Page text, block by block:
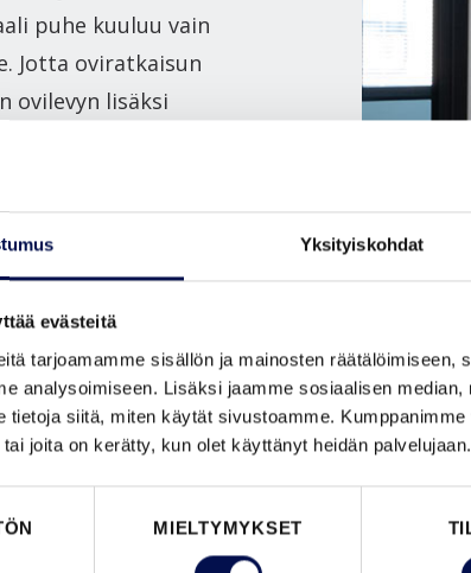
Yksityiskohdat
evästeitä
tarjoamamme sisällön ja mainosten räätälöimiseen,
analysoimiseen. Lisäksi jaamme sosiaalisen
tietoja siitä, miten käytät sivustoamme.
joita on kerätty, kun olet käyttänyt heidän palvelujaan.
MIELTYMYKSET
puhe kuuluu vain
Jotta oviratkaisun
ovilevyn lisäksi
luonnollisesti
myös
olevaan
äänieristystä,